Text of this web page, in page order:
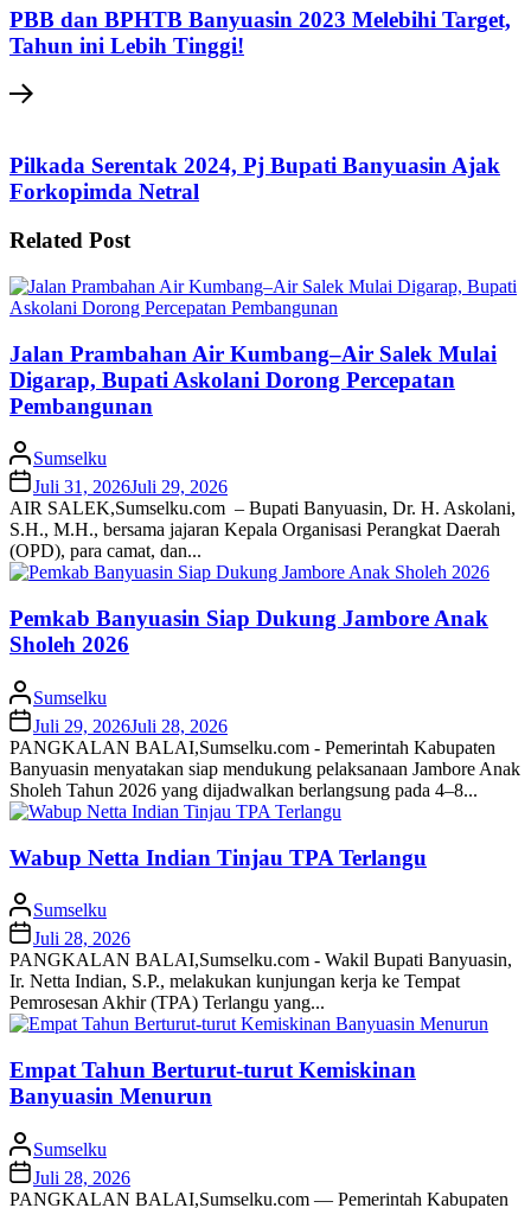
PBB dan BPHTB Banyuasin 2023 Melebihi Target,
Tahun ini Lebih Tinggi!
Pilkada Serentak 2024, Pj Bupati Banyuasin Ajak
Forkopimda Netral
Related Post
Jalan Prambahan Air Kumbang–Air Salek Mulai
Digarap, Bupati Askolani Dorong Percepatan
Pembangunan
Sumselku
Juli 31, 2026Juli 29, 2026
AIR SALEK,Sumselku.com – Bupati Banyuasin, Dr. H. Askolani,
S.H., M.H., bersama jajaran Kepala Organisasi Perangkat Daerah
(OPD), para camat, dan...
Pemkab Banyuasin Siap Dukung Jambore Anak
Sholeh 2026
Sumselku
Juli 29, 2026Juli 28, 2026
PANGKALAN BALAI,Sumselku.com - Pemerintah Kabupaten
Banyuasin menyatakan siap mendukung pelaksanaan Jambore Anak
Sholeh Tahun 2026 yang dijadwalkan berlangsung pada 4–8...
Wabup Netta Indian Tinjau TPA Terlangu
Sumselku
Juli 28, 2026
PANGKALAN BALAI,Sumselku.com - Wakil Bupati Banyuasin,
Ir. Netta Indian, S.P., melakukan kunjungan kerja ke Tempat
Pemrosesan Akhir (TPA) Terlangu yang...
Empat Tahun Berturut-turut Kemiskinan
Banyuasin Menurun
Sumselku
Juli 28, 2026
PANGKALAN BALAI,Sumselku.com — Pemerintah Kabupaten